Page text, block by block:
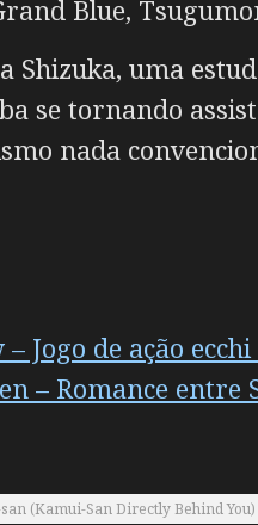
Blue,
Shizuka, uma
se tornando
nada
Jogo de ação
– Romance entre
(Kamui-San Directly Behind You)